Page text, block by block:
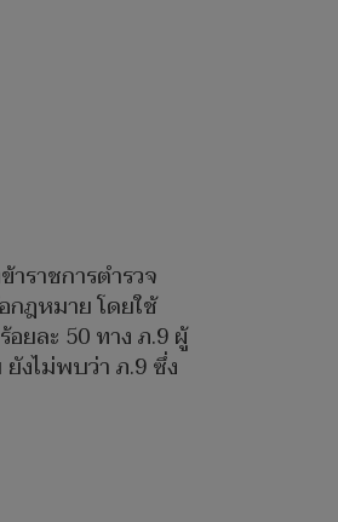
ราชการตำรวจ
กฎหมาย โดยใช้
ยละ 50 ทาง ภ.9 ผู้
งไม่พบว่า ภ.9 ซึ่ง